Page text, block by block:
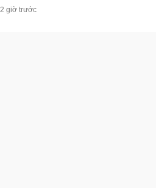
2 giờ trước